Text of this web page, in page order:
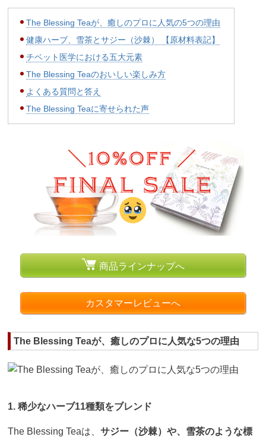
The Blessing Teaが、癒しのプロに人気の5つの理由
健康ハーブ、雪茶とサジー（沙棘） 【原材料表記】
チベット医学における五大元素
The Blessing Teaのおいしい楽しみ方
よくある質問と答え
The Blessing Teaに寄せられた声
商品ラインナップへ
カスタマーレビューへ
The Blessing Teaが、癒しのプロに人気な5つの理由
1. 稀少なハーブ11種類をブレンド
The Blessing Teaは、 サジー（沙棘）や、雪茶のような標